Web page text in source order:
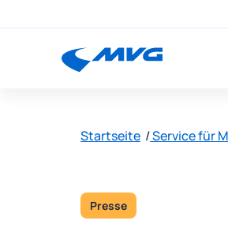
Startseite Service für
Presse